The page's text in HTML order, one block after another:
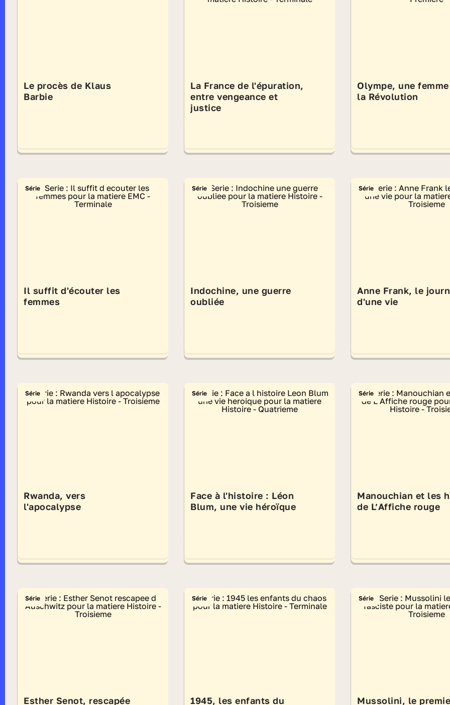
Le procès de Klaus
Barbie
La France de l'épuration,
entre vengeance et
justice
Olympe, une
la Révolution
Série
Il suffit d'écouter les
femmes
Série
Indochine, une guerre
oubliée
Série
Anne Frank, le
d'une vie
Série
Rwanda, vers
l'apocalypse
Série
Face à l'histoire : Léon
Blum, une vie héroïque
Série
Manouchian et les
de L’Affiche rouge
Série
Esther Senot, rescapée
Série
1945, les enfants du
Série
Mussolini, le